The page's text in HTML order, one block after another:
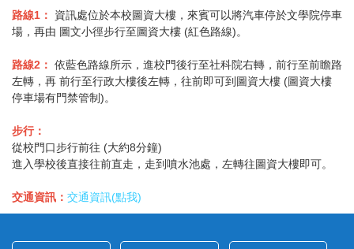
路線1：
資訊處位於本校圖資大樓，來賓可以將汽車停於文學院停車
場，再由 圖文小徑步行至圖資大樓 (紅色路線)。
路線2： 依藍色路線所示，進校門後行至社科院右轉，前行至前瞻路
左轉，再 前行至行政大樓後左轉，往前即可到圖資大樓 (圖資大樓
停車場有門禁管制)。
步行：
從校門口步行前往 (大約8分鐘)
進入學校後直接往前直走，走到噴水池處，左轉往圖資大樓即可。
交通資訊： 交通資訊(點我)